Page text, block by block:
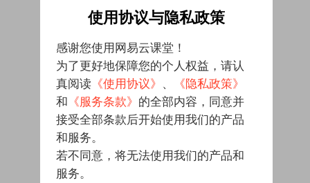
使用协议与隐私政策
感谢您使用网易云课堂！
为了更好地保障您的个人权益，请认
真阅读 《使用协议》 、
《隐私政策》
和 《服务条款》 的全部内容，同意并
接受全部条款后开始使用我们的产品
和服务。
若不同意，将无法使用我们的产品和
服务。